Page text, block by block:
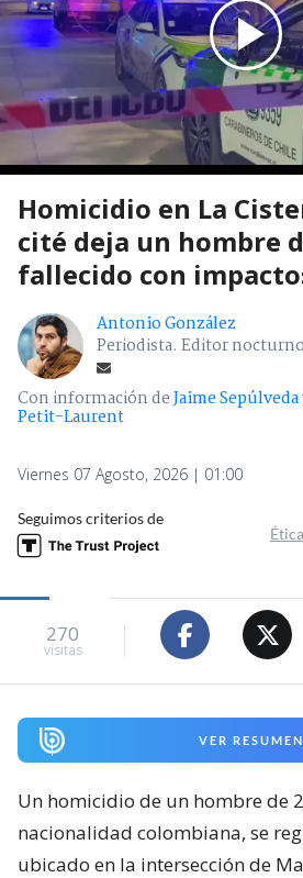
Homicidio en La
cité deja un hombre
fallecido con
Antonio González
Periodista. Editor
Con información deJaime Sepúlveda
Petit-Laurent
Viernes 07 Agosto, 2026 | 01:00
Seguimos criterios de
270
visitas
VER RESUMEN
Un homicidio de un hombre de
nacionalidad colombiana, se
ubicado en la intersección de